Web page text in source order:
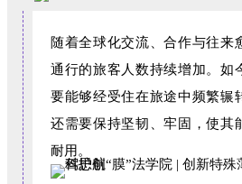
随着全球化交流、合作与往来
通行的旅客人数持续增加。如
要能够经受住在旅途中频繁辗
还需要保持坚韧、牢固，使其
耐用。